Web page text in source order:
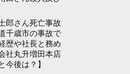
郎さん死亡事故
千歳市の事故で
歴や社長と務め
社丸升増田本店
今後は？】